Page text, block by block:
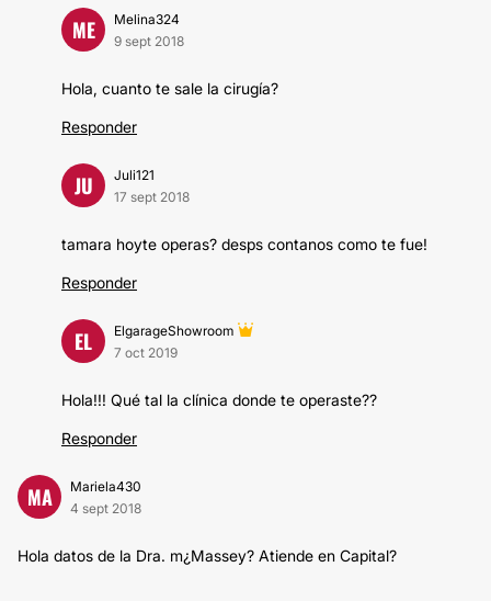
ME
Melina324
9 sept 2018
Hola, cuanto te sale la cirugía?
Responder
JU
Juli121
17 sept 2018
tamara hoyte operas? desps contanos como te fue!
Responder
EL
ElgarageShowroom
7 oct 2019
Hola!!! Qué tal la clínica donde te operaste??
Responder
MA
Mariela430
4 sept 2018
Hola datos de la Dra. m¿Massey? Atiende en Capital?